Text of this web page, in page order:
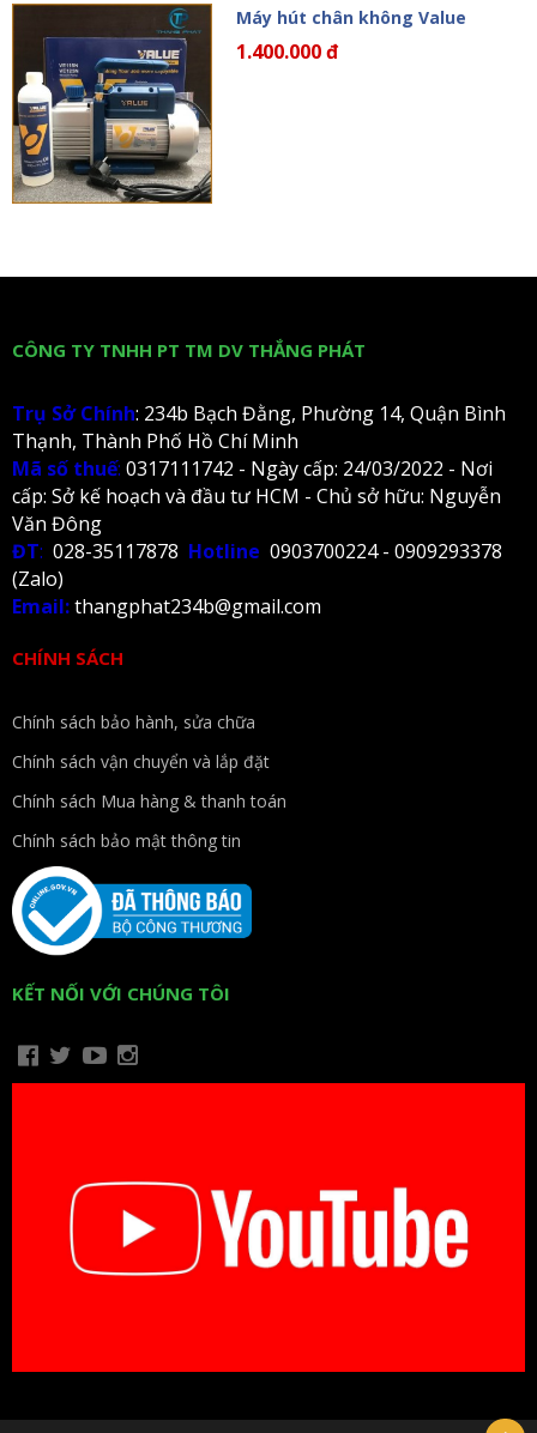
Máy hút chân không Value
1.400.000 đ
CÔNG TY TNHH PT TM DV THẮNG PHÁT
Trụ Sở Chính: 234b Bạch Đằng, Phường 14, Quận Bình
Thạnh, Thành Phố Hồ Chí Minh
Mã số thuế: 0317111742 - Ngày cấp: 24/03/2022 - Nơi
cấp: Sở kế hoạch và đầu tư HCM - Chủ sở hữu: Nguyễn
Văn Đông
ĐT: 028-35117878 Hotline 0903700224 - 0909293378
(Zalo)
Email:thangphat234b@gmail.com
CHÍNH SÁCH
Chính sách bảo hành, sửa chữa
Chính sách vận chuyển và lắp đặt
Chính sách Mua hàng & thanh toán
Chính sách bảo mật thông tin
KẾT NỐI VỚI CHÚNG TÔI